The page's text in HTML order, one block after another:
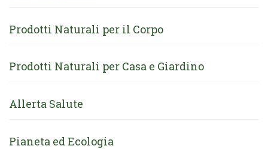
Prodotti Naturali per il Corpo
Prodotti Naturali per Casa e Giardino
Allerta Salute
Pianeta ed Ecologia